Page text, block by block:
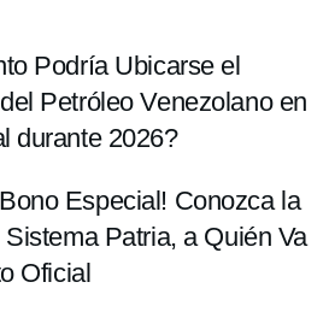
Podría Ubicarse el
Petróleo Venezolano en
durante 2026?
Especial! Conozca la
Patria, a Quién Va
Oficial